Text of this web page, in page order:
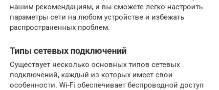
нашим рекомендациям, и вы сможете легко настроить
параметры сети на любом устройстве и избежать
распространенных проблем.
Типы сетевых подключений
Существует несколько основных типов сетевых
подключений, каждый из которых имеет свои
особенности. Wi-Fi обеспечивает беспроводной доступ